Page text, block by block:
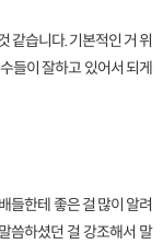
같습니다. 기본적인 거 위
들이 잘하고 있어서 되게
들한테 좋은 걸 많이 알려
씀하셨던 걸 강조해서 말